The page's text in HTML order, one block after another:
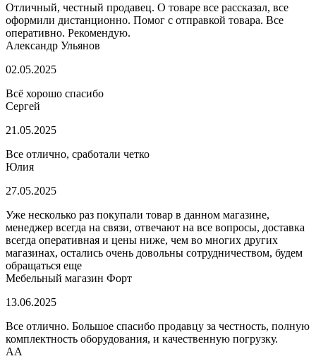
Отличный, честный продавец. О товаре все рассказал, все
оформили дистанционно. Помог с отправкой товара. Все
оперативно. Рекомендую.
Александр Ульянов
02.05.2025
Всё хорошо спасибо
Сергей
21.05.2025
Все отлично, сработали четко
Юлия
27.05.2025
Уже несколько раз покупали товар в данном магазине,
менеджер всегда на связи, отвечают на все вопросы, доставка
всегда оперативная и цены ниже, чем во многих других
магазинах, остались очень довольны сотрудничеством, будем
обращаться еще
Мебельный магазин Форт
13.06.2025
Все отлично. Большое спасибо продавцу за честность, полную
комплектность оборудования, и качественную погрузку.
AA